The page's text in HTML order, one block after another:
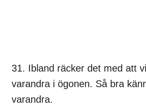
31. Ibland räcker det med att
varandra i ögonen. Så bra
varandra.